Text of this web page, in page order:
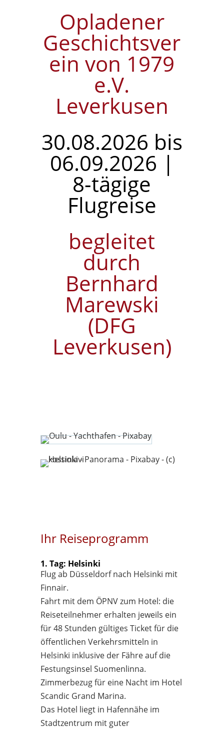
Opladener
Geschichtsver
ein von 1979
e.V.
Leverkusen
30.08.2026 bis
06.09.2026 |
8-tägige
Flugreise
begleitet
durch
Bernhard
Marewski
(DFG
Leverkusen)
Ihr Reiseprogramm
1. Tag: Helsinki
Flug ab Düsseldorf nach Helsinki mit
Finnair.
Fahrt mit dem ÖPNV zum Hotel: die
Reiseteilnehmer erhalten jeweils ein
für 48 Stunden gültiges Ticket für die
öffentlichen Verkehrsmitteln in
Helsinki inklusive der Fähre auf die
Festungsinsel Suomenlinna.
Zimmerbezug für eine Nacht im Hotel
Scandic Grand Marina.
Das Hotel liegt in Hafennähe im
Stadtzentrum mit guter